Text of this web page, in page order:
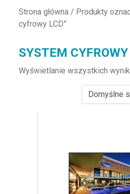
Strona główna / Produkty
cyfrowy LCD”
SYSTEM
Wyświetlanie wszystkich